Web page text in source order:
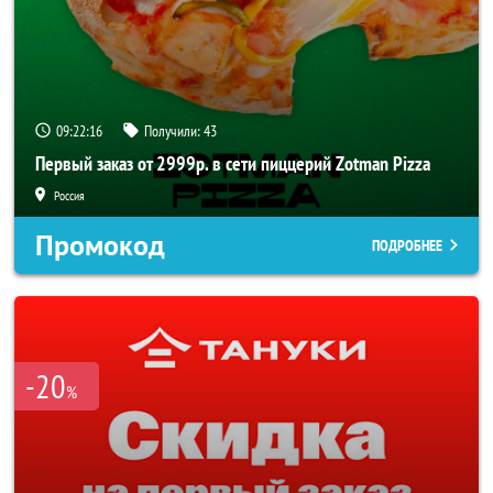
09:22:15 Получили:43
Первый заказ от 2999р. в сети пиццерий Zotman Pizza
Россия
Промокод ПОДРОБНЕЕ
-20%